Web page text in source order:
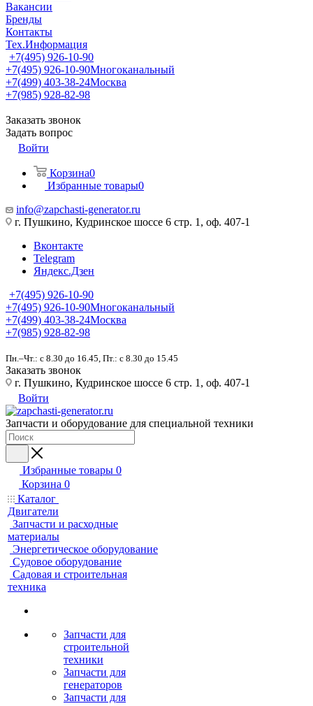
Вакансии
Бренды
Контакты
Тех.Информация
+7(495) 926-10-90
+7(495) 926-10-90Многоканальный
+7(499) 403-38-24Москва
+7(985) 928-82-98
Заказать звонок
Задать вопрос
Войти
Корзина0
Избранные товары0
info@zapchasti-generator.ru
г. Пушкино, Кудринское шоссе 6 стр. 1, оф. 407-1
Вконтакте
Telegram
Яндекс.Дзен
+7(495) 926-10-90
+7(495) 926-10-90Многоканальный
+7(499) 403-38-24Москва
+7(985) 928-82-98
Пн.–Чт.: с 8.30 до 16.45, Пт.: с 8.30 до 15.45
Заказать звонок
г. Пушкино, Кудринское шоссе 6 стр. 1, оф. 407-1
Войти
Запчасти и оборудование для специальной техники
Избранные товары 0
Корзина 0
Каталог
Двигатели
Запчасти и расходные
материалы
Энергетическое оборудование
Судовое оборудование
Садовая и строительная
техника
Запчасти для
строительной
техники
Запчасти для
генераторов
Запчасти для